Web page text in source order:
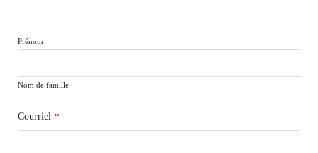
Prénom
Nom de famille
Courriel *